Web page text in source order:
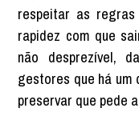
respeitar as
rapidez com que
não desprezível,
gestores que há um
preservar que pede